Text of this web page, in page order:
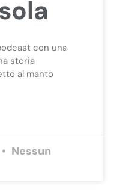
con una
storia
al manto
Nessun